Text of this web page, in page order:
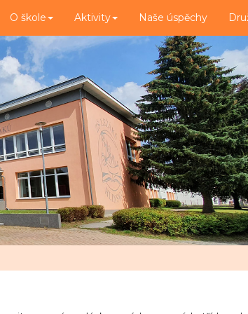
O škole Aktivity Naše úspěchy